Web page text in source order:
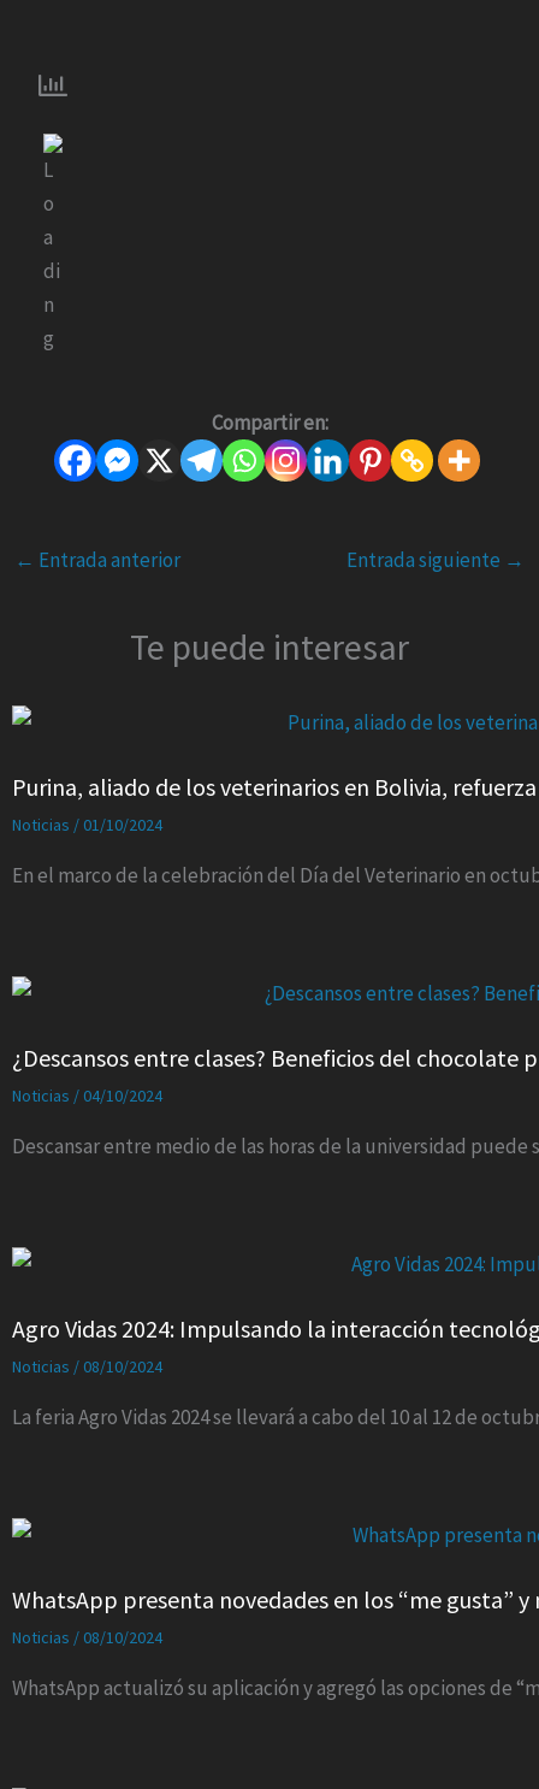
Compartir en:
← Entrada anterior Entrada siguiente →
Te puede interesar
Purina, aliado de los veterinarios en Bolivia,
Noticias / 01/10/2024
En el marco de la celebración del Día del Veterinario en
¿Descansos entre clases? Beneficios del
Noticias / 04/10/2024
Descansar entre medio de las horas de la universidad
Agro Vidas 2024: Impulsando la interacción
Noticias / 08/10/2024
La feria Agro Vidas 2024 se llevará a cabo del 10 al 12 de
WhatsApp presenta novedades en los “me gusta”
Noticias / 08/10/2024
WhatsApp actualizó su aplicación y agregó las opciones de